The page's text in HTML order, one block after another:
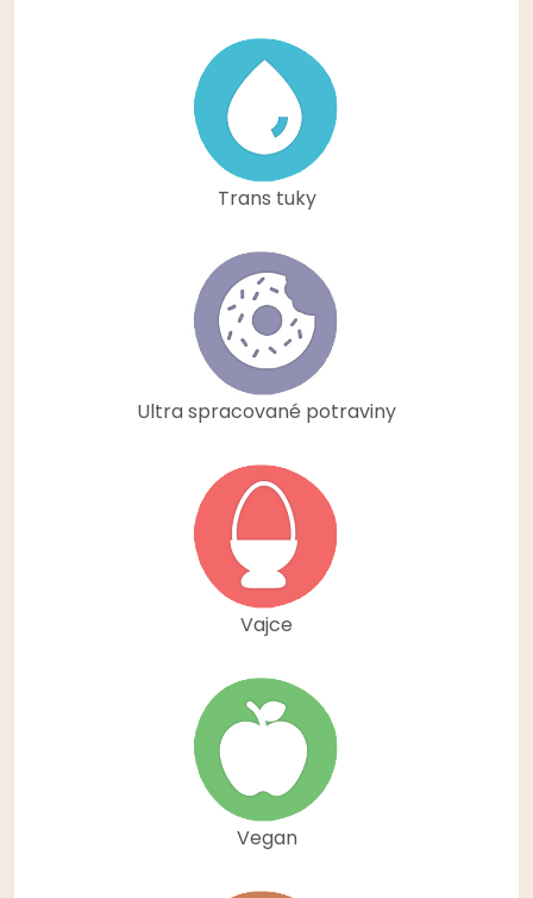
Trans tuky
Ultra spracované potraviny
Vajce
Vegan